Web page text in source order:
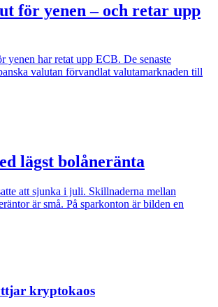
för yenen – och retar upp
yenen har retat upp ECB. De senaste
valutan förvandlat valutamarknaden till
lägst bolåneränta
att sjunka i juli. Skillnaderna mellan
är små. På sparkonton är bilden en
kryptokaos